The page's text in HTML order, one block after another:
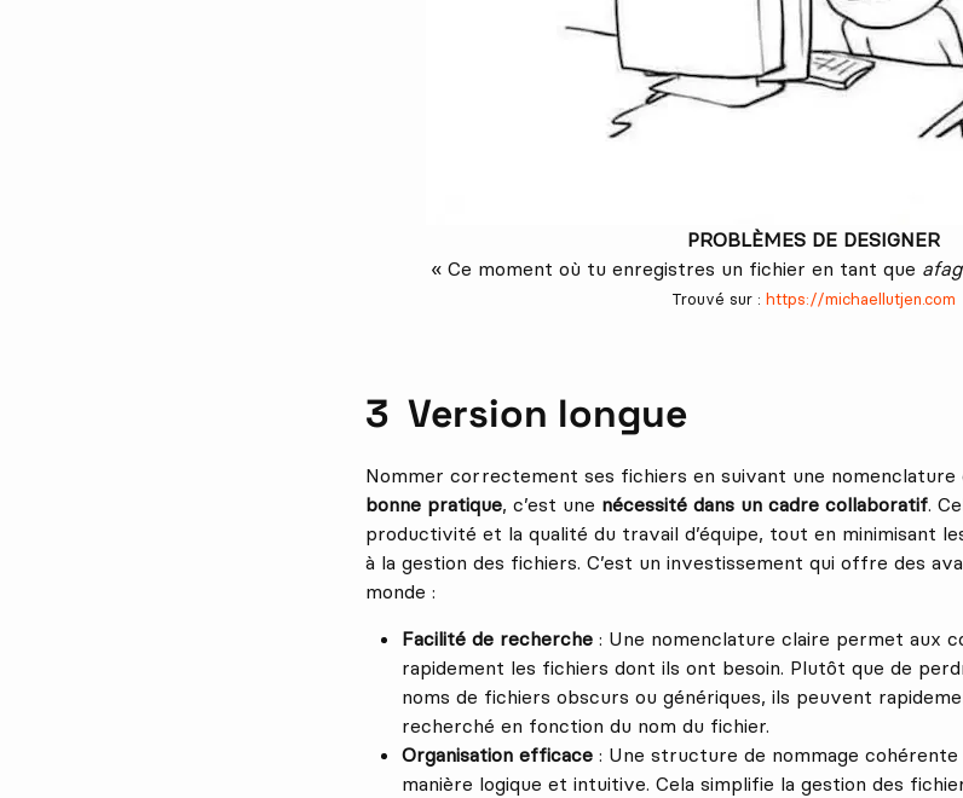
PROBLÈMES DE DESIGNER
« Ce moment où tu enregistres un fichier en tant que
Trouvé sur : https://michaellutjen.com
Version longue
Nommer correctement ses fichiers en suivant une nomenclature
bonne pratique, c’est une nécessité dans un cadre collaboratif.
productivité et la qualité du travail d’équipe, tout en minimisant
à la gestion des fichiers. C’est un investissement qui offre des
monde :
Facilité de recherche : Une nomenclature claire permet aux
rapidement les fichiers dont ils ont besoin. Plutôt que de
noms de fichiers obscurs ou génériques, ils peuvent
recherché en fonction du nom du fichier.
Organisation efficace : Une structure de nommage
manière logique et intuitive. Cela simplifie la gestion des